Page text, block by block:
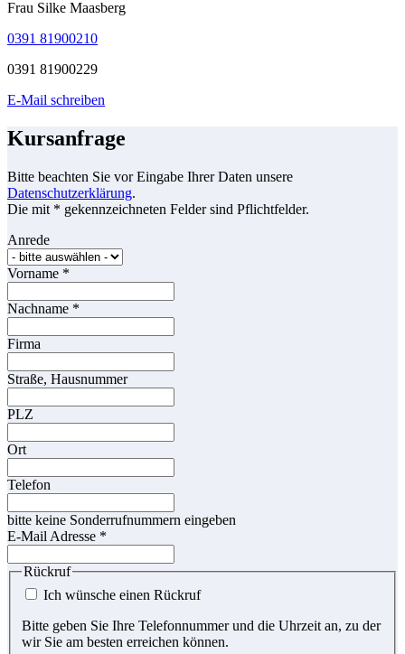
Frau Silke Maasberg
0391 81900210
0391 81900229
E-Mail schreiben
Kursanfrage
Bitte beachten Sie vor Eingabe Ihrer Daten unsere
Datenschutzerklärung.
Die mit * gekennzeichneten Felder sind Pflichtfelder.
Anrede
Vorname *
Nachname *
Firma
Straße, Hausnummer
PLZ
Ort
Telefon
bitte keine Sonderrufnummern eingeben
E-Mail Adresse *
Rückruf
Ich wünsche einen Rückruf
Bitte geben Sie Ihre Telefonnummer und die Uhrzeit an, zu der
wir Sie am besten erreichen können.